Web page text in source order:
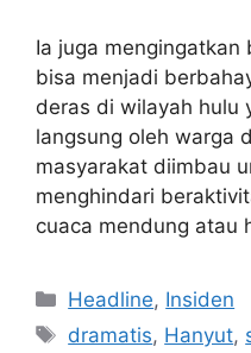
Ia juga mengingatkan
bisa menjadi
deras di wilayah hulu
langsung oleh warga
masyarakat diimbau
menghindari
cuaca mendung atau
Kategori
Headline, Insiden
Tag
dramatis, Hanyut,